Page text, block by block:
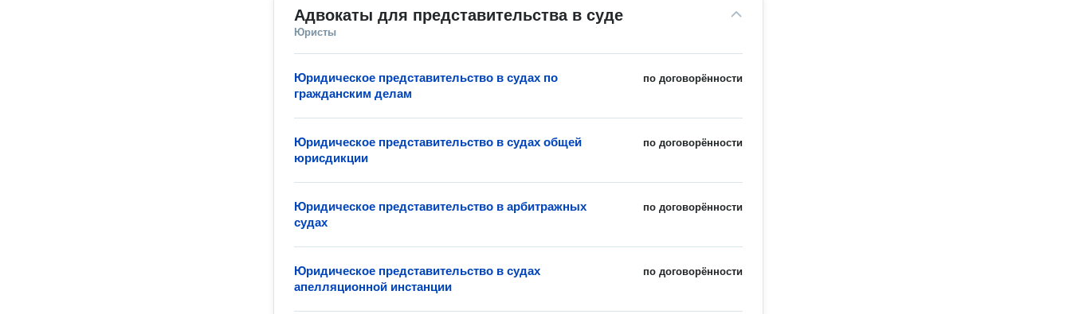
Адвокаты для представительства в суде
Юристы
по договорённости
Юридическое представительство в судах по
гражданским делам
по договорённости
Юридическое представительство в судах общей
юрисдикции
по договорённости
Юридическое представительство в арбитражных
судах
по договорённости
Юридическое представительство в судах
апелляционной инстанции